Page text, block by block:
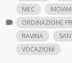
label
MEC
ORDINAZIONE
RAVINA
VOCAZIONI